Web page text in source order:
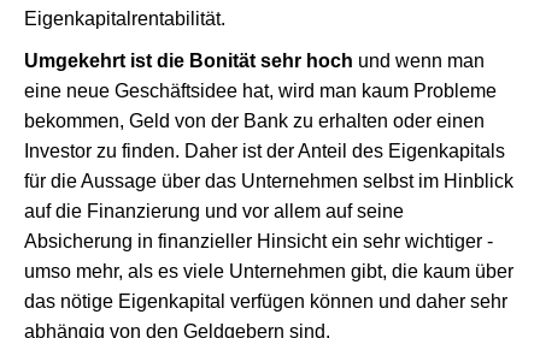
Eigenkapitalrentabilität.
Umgekehrt ist die Bonität sehr hoch und wenn man
eine neue Geschäftsidee hat, wird man kaum Probleme
bekommen, Geld von der Bank zu erhalten oder einen
Investor zu finden. Daher ist der Anteil des Eigenkapitals
für die Aussage über das Unternehmen selbst im Hinblick
auf die Finanzierung und vor allem auf seine
Absicherung in finanzieller Hinsicht ein sehr wichtiger -
umso mehr, als es viele Unternehmen gibt, die kaum über
das nötige Eigenkapital verfügen können und daher sehr
abhängig von den Geldgebern sind.